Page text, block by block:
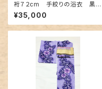
裄７２cm 手絞りの浴衣 黒地
に朝顔柄
¥35,000